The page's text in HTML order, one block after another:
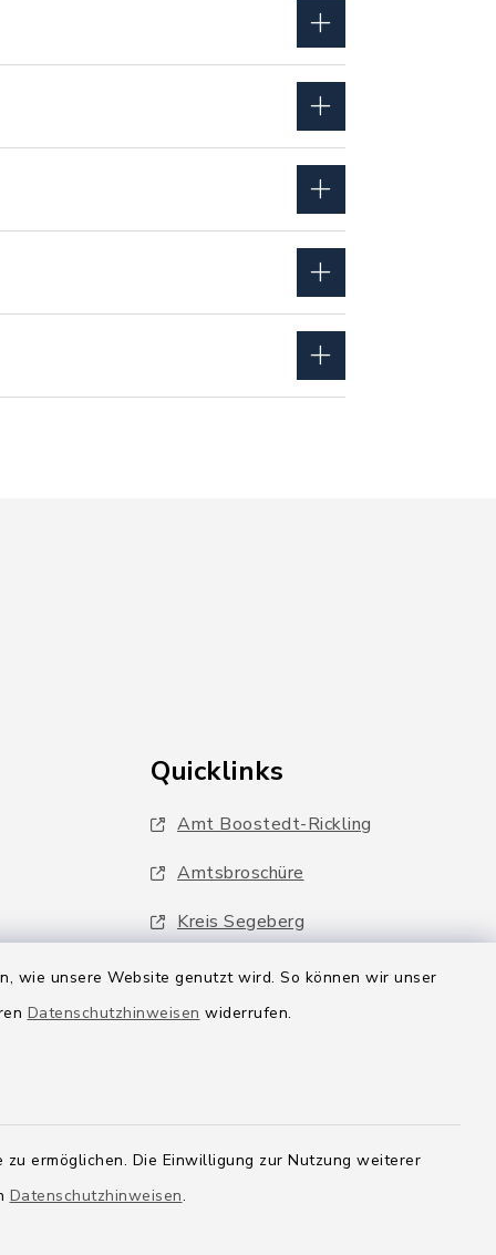
wie unsere Website genutzt wird. So können wir unser
Datenschutzhinweisen widerrufen.
ermöglichen. Die Einwilligung zur Nutzung weiterer
Datenschutzhinweisen.
Quicklinks
Amt Boostedt-Rickling
Amtsbroschüre
Kreis Segeberg
Wege-Zweckverband